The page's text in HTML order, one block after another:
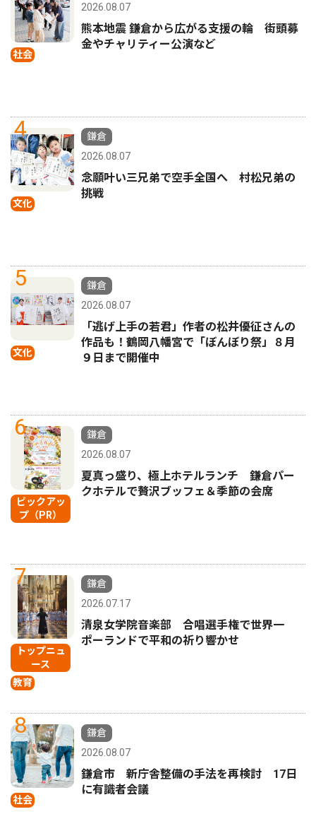
社会
2026.08.07
熊本地震 鎌倉から広がる支援の輪 街頭募
金やチャリティー公演など
4
文化
鎌倉
2026.08.07
念願叶い三兄弟で空手全国へ 村松兄弟の
挑戦
5
文化
鎌倉
2026.08.07
「逃げ上手の若君」作者の松井優征さんの
作品も！鶴岡八幡宮で「ぼんぼり祭」８月
９日まで開催中
6
ピックアッ
プ（PR）
鎌倉
2026.08.07
夏真っ盛り、極上ホテルランチ 鎌倉パー
クホテルで贅沢ブッフェ＆季節の会席
7
トップニュ
ース
教育
鎌倉
2026.07.17
清泉女学院音楽部 合唱選手権で世界一
ポーランドで平和の祈り響かせ
8
社会
鎌倉
2026.08.07
鎌倉市 新庁舎整備の手法を再検討 17日
に有識者会議